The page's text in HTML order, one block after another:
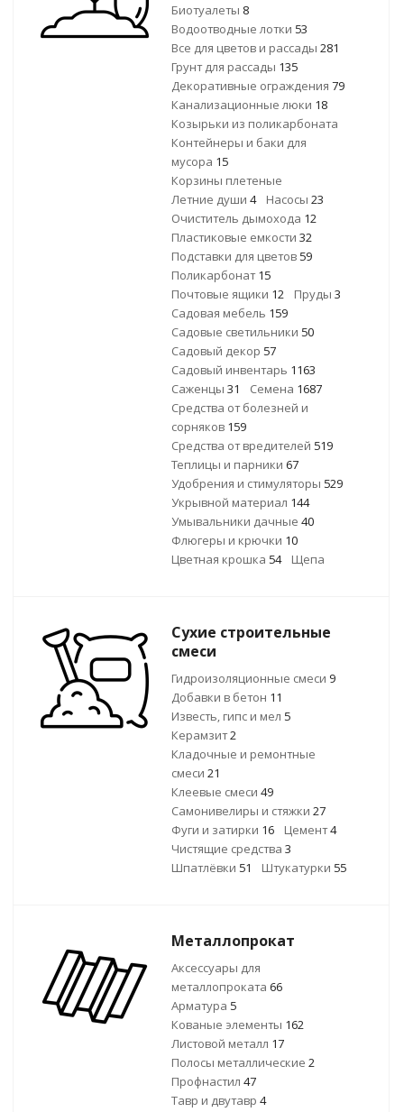
Биотуалеты 8
Водоотводные лотки 53
Все для цветов и рассады 281
Грунт для рассады 135
Декоративные ограждения 79
Канализационные люки 18
Козырьки из поликарбоната
Контейнеры и баки для
мусора 15
Корзины плетеные
Летние души 4 Насосы 23
Очиститель дымохода 12
Пластиковые емкости 32
Подставки для цветов 59
Поликарбонат15
Почтовые ящики 12 Пруды 3
Садовая мебель 159
Садовые светильники 50
Садовый декор 57
Садовый инвентарь 1163
Саженцы 31 Семена 1687
Средства от болезней и
сорняков 159
Средства от вредителей 519
Теплицы и парники 67
Удобрения и стимуляторы 529
Укрывной материал 144
Умывальники дачные 40
Флюгеры и крючки 10
Цветная крошка 54 Щепа
Сухие строительные
смеси
Гидроизоляционные смеси 9
Добавки в бетон 11
Известь, гипс и мел 5
Керамзит2
Кладочные и ремонтные
смеси 21
Клеевые смеси 49
Самонивелиры и стяжки 27
Фуги и затирки 16 Цемент4
Чистящие средства 3
Шпатлёвки 51 Штукатурки 55
Металлопрокат
Аксессуары для
металлопроката 66
Арматура 5
Кованые элементы 162
Листовой металл 17
Полосы металлические 2
Профнастил 47
Тавр и двутавр 4